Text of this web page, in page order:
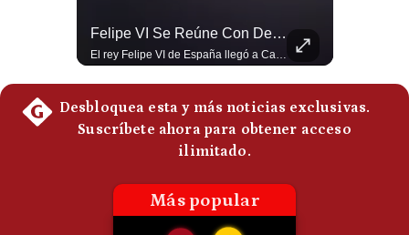
Felipe VI Se Reúne Con De La Espriella Antes De La Investidura | Gestión Mundo